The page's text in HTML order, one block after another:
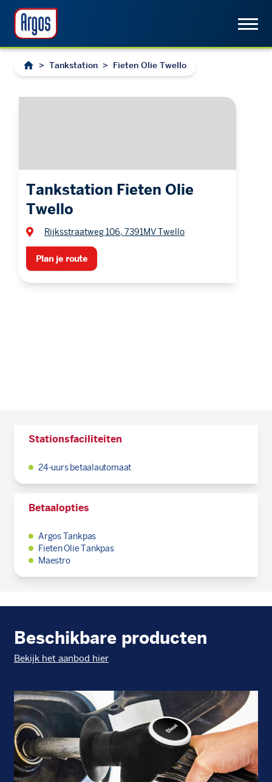
> Tankstation > Fieten Olie Twello
Tankstation Fieten Olie
Twello
Rijksstraatweg 106, 7391MV Twello
Plan je route
Stationsfaciliteiten
24-uurs betaalautomaat
Betaalopties
Argos Tankpas
Fieten Olie Tankpas
Maestro
Beschikbare producten
Bekijk het aanbod hier